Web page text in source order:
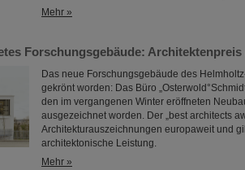
Mehr »
Forschungsgebäude:
Das neue Forschungsgebäude des
gekrönt worden: Das Büro
den im vergangenen Winter eröffneten
ausgezeichnet worden. Der „best architects
Architekturauszeichnungen europaweit und
architektonische Leistung.
Mehr »